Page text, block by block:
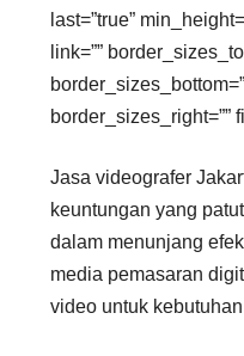
last=”true”
link=””
border_sizes_right=””
Jasa videografer
keuntungan yang
dalam menunjang
media pemasaran
video untuk